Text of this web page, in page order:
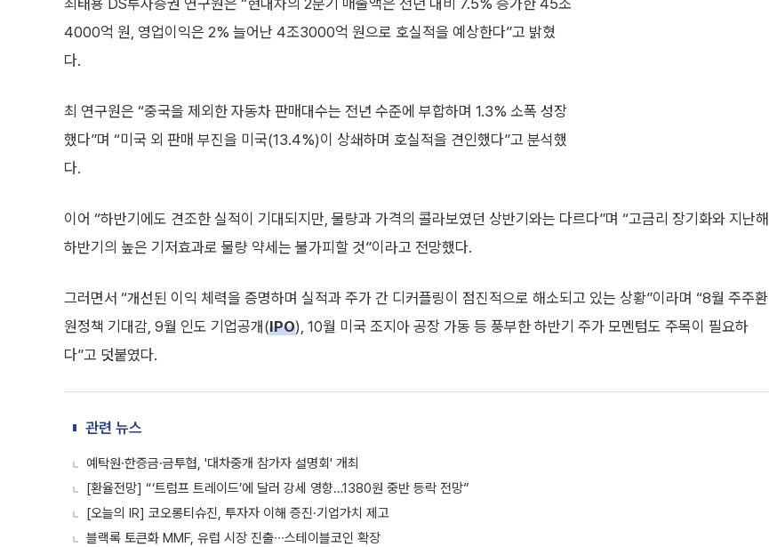
최태용 DS투자증권 연구원은 “현대차의 2분기 매출액은 전년 대비 7.5% 증가한 45조
4000억 원, 영업이익은 2% 늘어난 4조3000억 원으로 호실적을 예상한다”고 밝혔
다.
최 연구원은 “중국을 제외한 자동차 판매대수는 전년 수준에 부합하며 1.3% 소폭 성장
했다”며 “미국 외 판매 부진을 미국(13.4%)이 상쇄하며 호실적을 견인했다”고 분석했
다.
이어 “하반기에도 견조한 실적이 기대되지만, 물량과 가격의 콜라보였던 상반기와는 다르다”며 “고금리 장기화와 지난해
하반기의 높은 기저효과로 물량 약세는 불가피할 것”이라고 전망했다.
그러면서 “개선된 이익 체력을 증명하며 실적과 주가 간 디커플링이 점진적으로 해소되고 있는 상황”이라며 “8월 주주환
원정책 기대감, 9월 인도 기업공개(IPO), 10월 미국 조지아 공장 가동 등 풍부한 하반기 주가 모멘텀도 주목이 필요하
다”고 덧붙였다.
관련 뉴스
예탁원·한증금·금투협, '대차중개 참가자 설명회' 개최
[환율전망] “‘트럼프 트레이드’에 달러 강세 영향…1380원 중반 등락 전망”
[오늘의 IR] 코오롱티슈진, 투자자 이해 증진·기업가치 제고
블랙록 토큰화 MMF, 유럽 시장 진출∙∙∙스테이블코인 확장